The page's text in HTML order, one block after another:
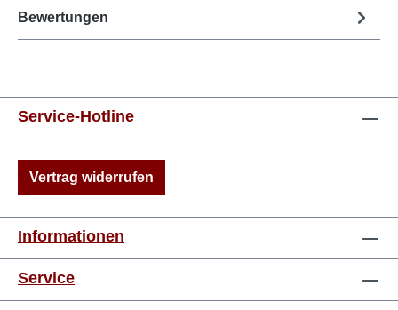
Bewertungen
Service-Hotline
Vertrag widerrufen
Informationen
Service